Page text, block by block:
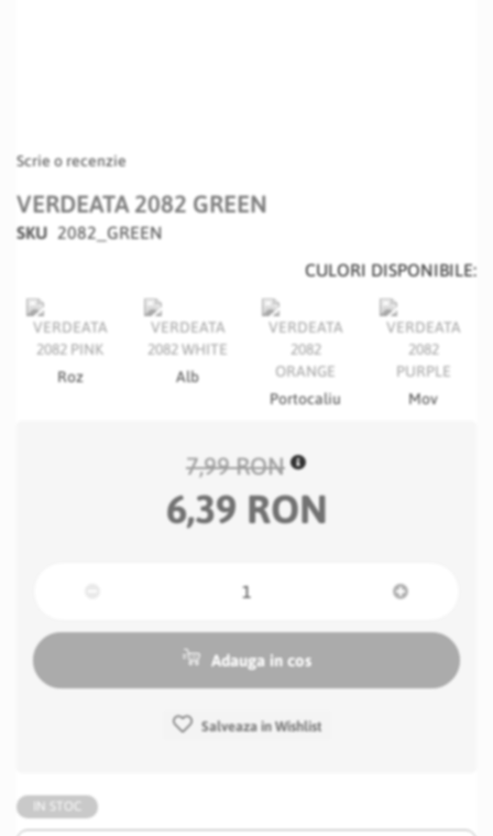
Scrie o recenzie
VERDEATA 2082 GREEN
SKU 2082_GREEN
CULORI DISPONIBILE:
Roz
Alb
Portocaliu
Mov
7,99 RON
6,39 RON
Adauga in cos
Salveaza in Wishlist